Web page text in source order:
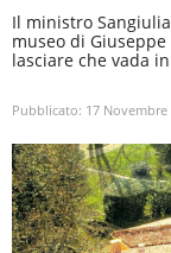
Il ministro
museo di
lasciare che vada
Pubblicato: 17 Novembre